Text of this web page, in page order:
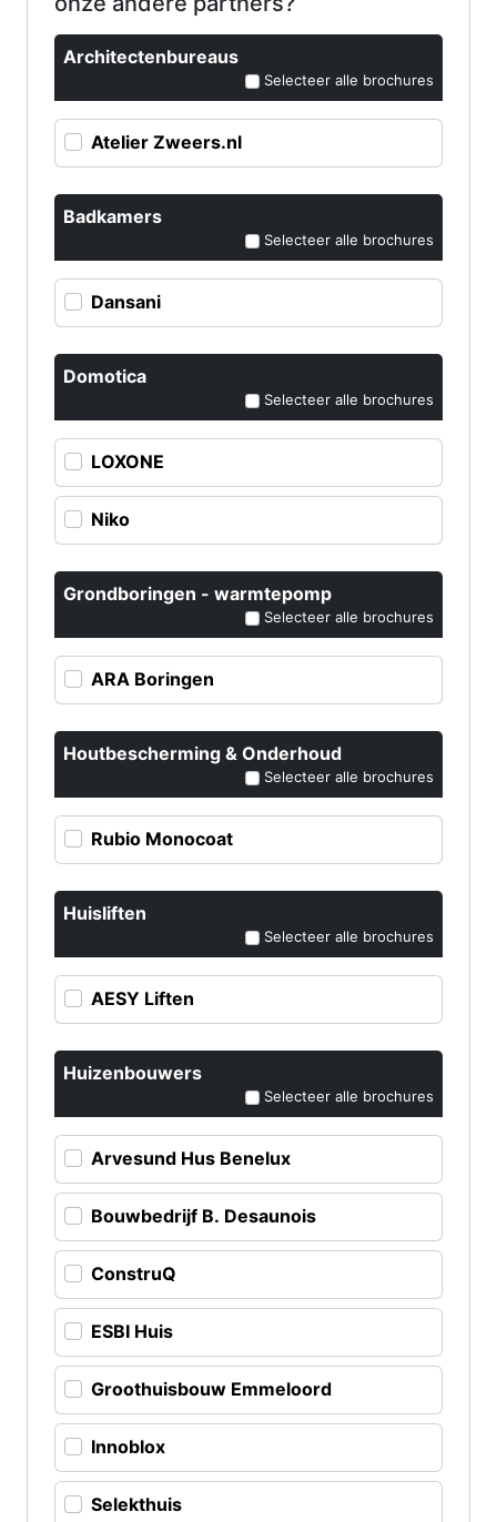
Architectenbureaus
Selecteer alle brochures
Atelier Zweers.nl
Badkamers
Selecteer alle brochures
Dansani
Domotica
Selecteer alle brochures
LOXONE
Niko
Grondboringen - warmtepomp
Selecteer alle brochures
ARA Boringen
Houtbescherming & Onderhoud
Selecteer alle brochures
Rubio Monocoat
Huisliften
Selecteer alle brochures
AESY Liften
Huizenbouwers
Selecteer alle brochures
Arvesund Hus Benelux
Bouwbedrijf B. Desaunois
ConstruQ
ESBI Huis
Groothuisbouw Emmeloord
Innoblox
Selekthuis